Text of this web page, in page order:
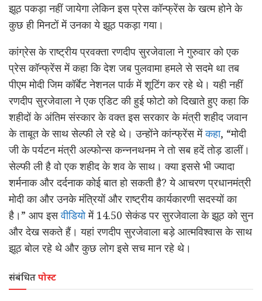
झूठ पकड़ा नहीं जायेगा लेकिन इस प्रेस कॉन्फ्रेंस के खत्म होने के
कुछ ही मिनटों में उनका ये झूठ पकड़ा गया।
कांग्रेस के राष्ट्रीय प्रवक्ता रणदीप सुरजेवाला ने गुरुवार को एक
प्रेस कॉन्फ्रेंस में कहा कि देश जब पुलवामा हमले से सदमे था तब
पीएम मोदी जिम कॉर्बेट नेशनल पार्क में शूटिंग कर रहे थे। यही नहीं
रणदीप सुरजेवाला ने एक एडिट की हुई फोटो को दिखाते हुए कहा कि
शहीदों के अंतिम संस्कार के वक्त इस सरकार के मंत्री शहीद जवान
के ताबूत के साथ सेल्फी ले रहे थे। उन्होंने कांन्फ्रेंस मेंकहा, “मोदी
जी के पर्यटन मंत्री अल्फोन्स कन्ननथनम ने तो सब हदें तोड़ डालीं।
सेल्फी ली है वो एक शहीद के शव के साथ। क्या इससे भी ज्यादा
शर्मनाक और दर्दनाक कोई बात हो सकती है? ये आचरण प्रधानमंत्री
मोदी का और उनके मंत्रियों और राष्ट्रीय कार्यकारणी सदस्यों का
है।” आप इसवीडियोमें 14.50 सेकंड पर सुरजेवाला के झूठ को सुन
और देख सकते हैं। यहां रणदीप सुरजेवाला बड़े आत्मविश्वास के साथ
झूठ बोल रहे थे और कुछ लोग इसे सच मान रहे थे।
संबंधितपोस्ट